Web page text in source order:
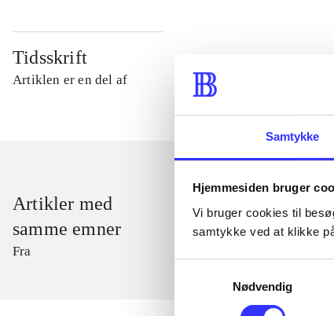
Samtykke
Hjemmesiden bruger
Vi bruger cookies til
samtykke ved at klikke
Nødvendig
Tidsskrift
Artiklen er en del af
Artikler med
samme emner
Fra